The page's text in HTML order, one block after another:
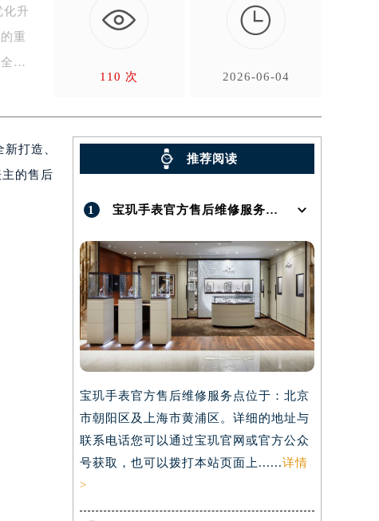
）
化升
重
110 次

2026-06-04
打造、
的售后
推荐阅读
1 宝玑手表官方售后维修服务点地址在哪呢？
宝玑手表官方售后维修服务点位于：北京
市朝阳区及上海市黄浦区。详细的地址与
联系电话您可以通过宝玑官网或官方公众
号获取，也可以拨打本站页面上......详情
>